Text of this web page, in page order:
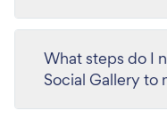
What steps do I
Social Gallery to